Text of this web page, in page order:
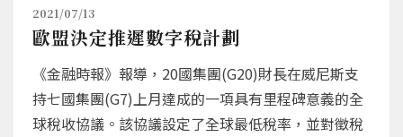
2021/07/13
歐盟決定推遲數字稅計劃
《金融時報》報導，20國集團(G20)財長在威尼斯支
持七國集團(G7)上月達成的一項具有里程碑意義的全
球稅收協議。該協議設定了全球最低稅率，並對徵稅